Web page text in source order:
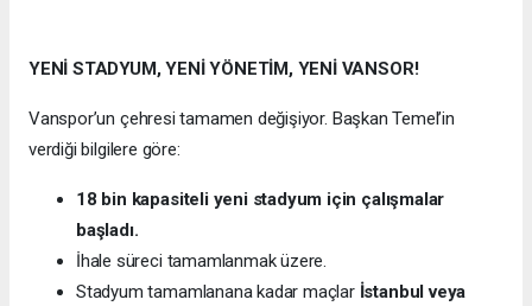
YENİ STADYUM, YENİ YÖNETİM, YENİ VANSOR!
Vanspor’un çehresi tamamen değişiyor. Başkan Temel’in
verdiği bilgilere göre:
18 bin kapasiteli yeni stadyum için çalışmalar
başladı.
İhale süreci tamamlanmak üzere.
Stadyum tamamlanana kadar maçlar İstanbul veya